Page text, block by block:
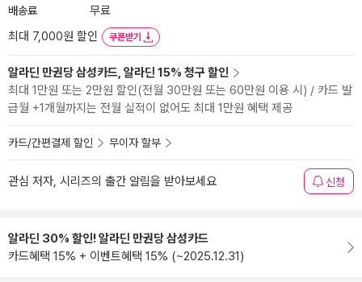
배송료
무료
최대 7,000원 할인
쿠폰받기
알라딘 만권당 삼성카드, 알라딘 15% 청구 할인
최대 1만원 또는 2만원 할인(전월 30만원 또는 60만원 이용 시) / 카드 발
급월 +1개월까지는 전월 실적이 없어도 최대 1만원 혜택 제공
카드/간편결제 할인 무이자 할부
관심 저자, 시리즈의 출간 알림을 받아보세요 신청
알라딘 30% 할인! 알라딘 만권당 삼성카드
카드혜택 15% + 이벤트혜택 15% (~2025.12.31)